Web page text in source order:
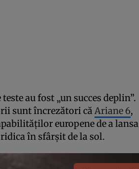
au fost „un succes deplin”.
sunt încrezători căAriane 6,
europene de a lansa
în sfârșit de la sol.